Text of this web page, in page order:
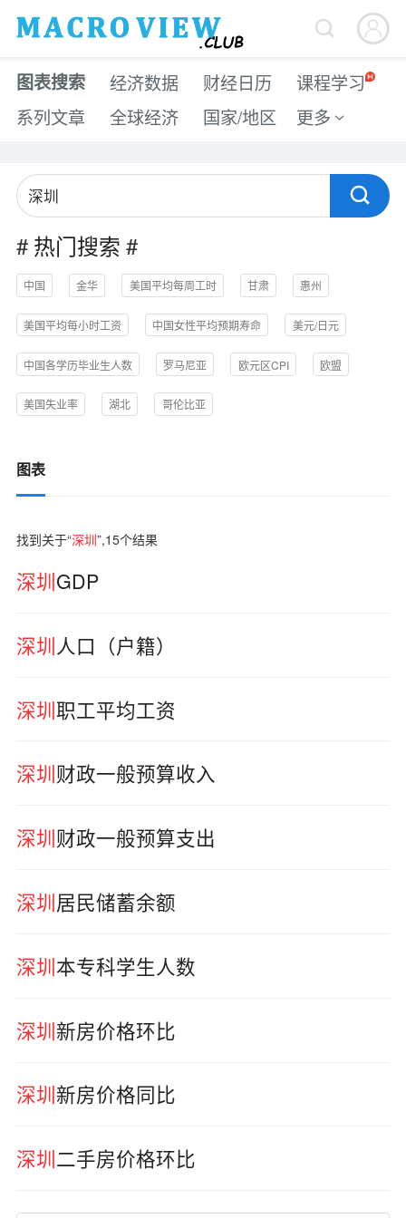


图表搜索 经济数据 财经日历
课程学习
系列文章
全球经济 国家/地区 更多 

# 热门搜索 #
中国 金华 美国平均每周工时 甘肃 惠州
美国平均每小时工资 中国女性平均预期寿命 美元/日元
中国各学历毕业生人数 罗马尼亚 欧元区CPI 欧盟
美国失业率 湖北 哥伦比亚
图表
找到关于“深圳”,15个结果
深圳GDP
深圳人口（户籍）
深圳职工平均工资
深圳财政一般预算收入
深圳财政一般预算支出
深圳居民储蓄余额
深圳本专科学生人数
深圳新房价格环比
深圳新房价格同比
深圳二手房价格环比